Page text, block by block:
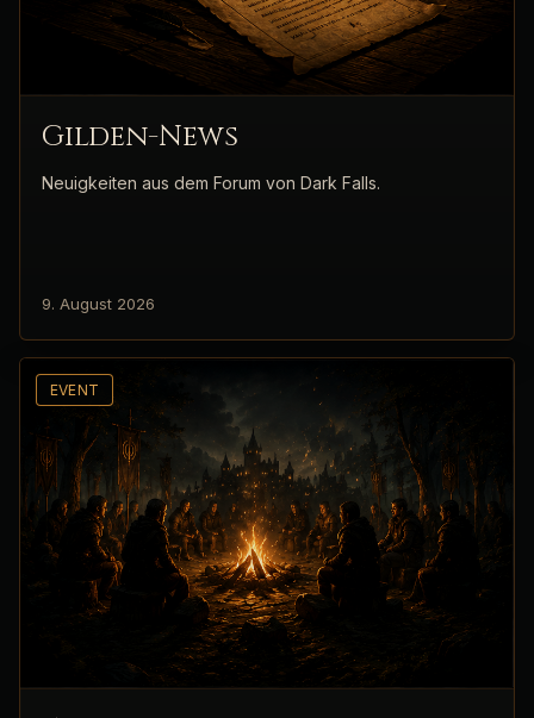
Gilden-News
Neuigkeiten aus dem Forum von Dark Falls.
9. August 2026
EVENT